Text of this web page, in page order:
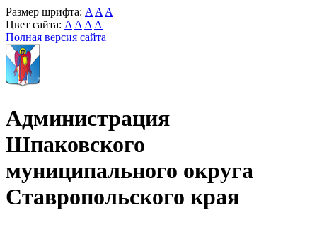
Размер шрифта: A A A
Цвет сайта: A A A A
Полная версия сайта
Администрация
Шпаковского
муниципального округа
Ставропольского края